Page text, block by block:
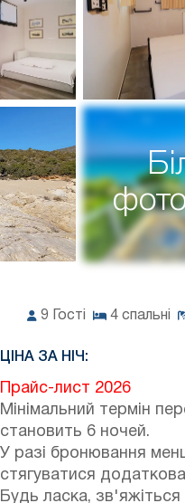
9 Гості 4 спальні
ЦІНА ЗА НІЧ:
Прайс-лист 2026
Мінімальний термін
становить 6 ночей.
У разі бронювання
стягуватися
Будь ласка,